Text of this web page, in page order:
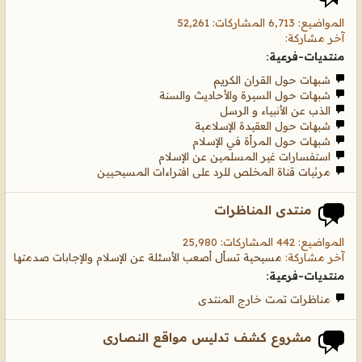
المواضيع: 6,713 المشاركات: 52,261
آخر مشاركة:
منتديات-فرعية:
شبهات حول القران الكريم
شبهات حول السيرة والأحاديث والسنة
الذب عن الأنبياء و الرسل
شبهات حول العقيدة الإسلامية
شبهات حول المرأة في الإسلام
استفسارات غير المسلمين عن الإسلام
مرئيات قناة المخلص للرد على افتراءات المسيحيين
منتدى المناظرات
المواضيع: 442 المشاركات: 25,980
آخر مشاركة: مسيحية تسأل أصعب الأسئلة عن الإسلام والإجابات صدمتها
منتديات-فرعية:
مناظرات تمت خارج المنتدى
مشروع كشف تدليس مواقع النصارى